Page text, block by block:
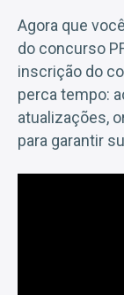
Agora que
do concurso
inscrição do
perca tempo:
atualizações,
para garantir